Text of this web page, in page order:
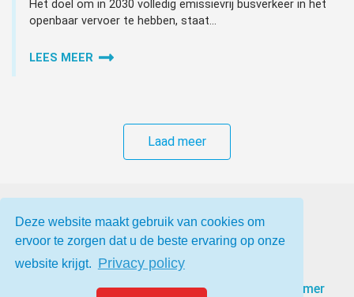
Deze website maakt gebruik van cookies om
ervoor te zorgen dat u de beste ervaring op onze
website krijgt. Privacy policy
Het doel om in 2030 volledig emissievrij busverkeer in het
openbaar vervoer te hebben, staat...
LEES MEER
Laad meer
Pers overzicht Contact Disclaimer